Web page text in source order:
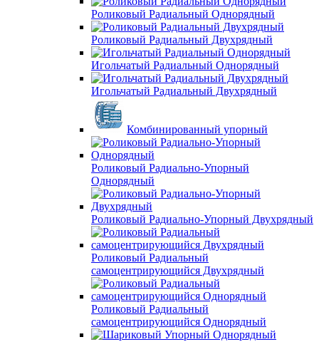
Роликовый Радиальный Однорядный
Роликовый Радиальный Двухрядный
Игольчатый Радиальный Однорядный
Игольчатый Радиальный Двухрядный
Комбинированный упорный
Роликовый Радиально-Упорный
Однорядный
Роликовый Радиально-Упорный Двухрядный
Роликовый Радиальный
самоцентрирующийся Двухрядный
Роликовый Радиальный
самоцентрирующийся Однорядный